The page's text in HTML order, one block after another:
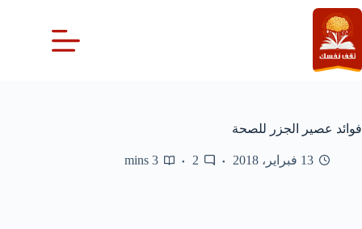
التجاوز
إلى
المحتوى
فوائد عصير الجزر للصحة
13 فبراير، 2018 2
3 mins